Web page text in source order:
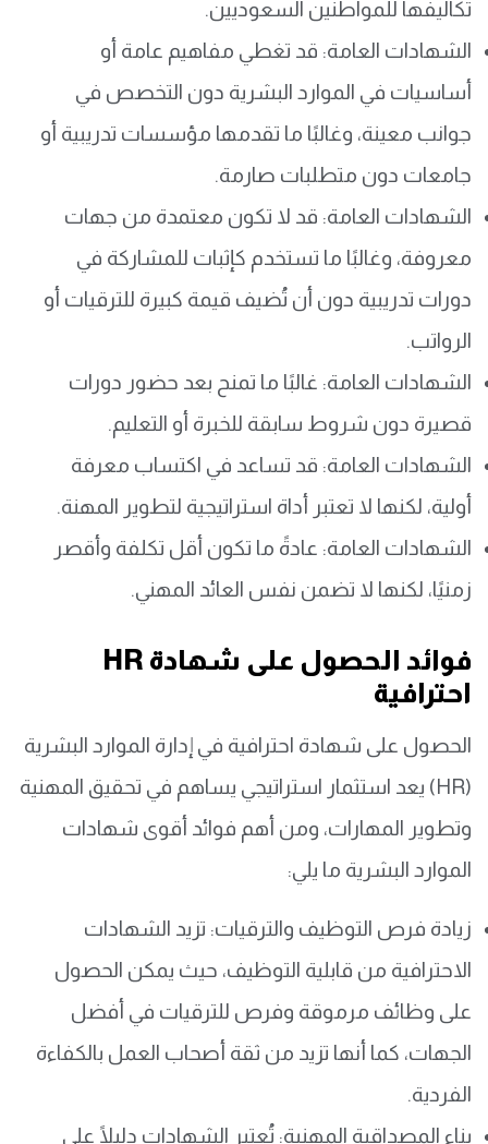
تكاليفها للمواطنين السعوديين.
الشهادات العامة: قد تغطي مفاهيم عامة أو
أساسيات في الموارد البشرية دون التخصص في
جوانب معينة، وغالبًا ما تقدمها مؤسسات تدريبية أو
جامعات دون متطلبات صارمة.
الشهادات العامة: قد لا تكون معتمدة من جهات
معروفة، وغالبًا ما تستخدم كإثبات للمشاركة في
دورات تدريبية دون أن تُضيف قيمة كبيرة للترقيات أو
الرواتب.
الشهادات العامة: غالبًا ما تمنح بعد حضور دورات
قصيرة دون شروط سابقة للخبرة أو التعليم.
الشهادات العامة: قد تساعد في اكتساب معرفة
أولية، لكنها لا تعتبر أداة استراتيجية لتطوير المهنة.
الشهادات العامة: عادةً ما تكون أقل تكلفة وأقصر
زمنيًا، لكنها لا تضمن نفس العائد المهني.
فوائد الحصول على شهادة HR
احترافية
الحصول على شهادة احترافية في إدارة الموارد البشرية
(HR) يعد استثمار استراتيجي يساهم في تحقيق المهنية
وتطوير المهارات، ومن أهم فوائد أقوى شهادات
الموارد البشرية ما يلي:
زيادة فرص التوظيف والترقيات: تزيد الشهادات
الاحترافية من قابلية التوظيف، حيث يمكن الحصول
على وظائف مرموقة وفرص للترقيات في أفضل
الجهات، كما أنها تزيد من ثقة أصحاب العمل بالكفاءة
الفردية.
بناء المصداقية المهنية: تُعتبر الشهادات دليلًا على